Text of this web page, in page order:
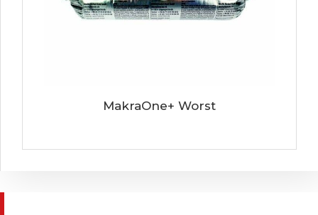
MakraOne+ Worst